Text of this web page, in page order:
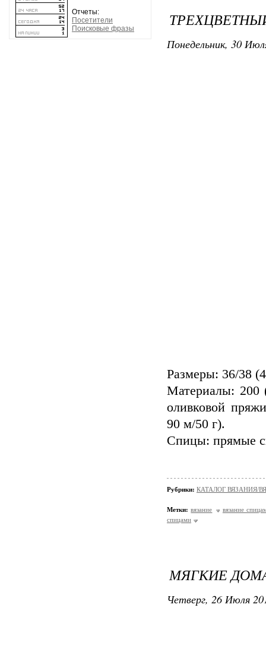
Отчеты:
Посетители
Поисковые фразы
Понедельник, 30
Размеры: 36/38
Материалы: 200
оливковой
90 м/50 г).
Спицы: прямые
Рубрики: КАТАЛОГ ВЯЗАНИЯ/
Метки: вязание
вязание
спицами
МЯГКИЕ
Четверг, 26 Июля